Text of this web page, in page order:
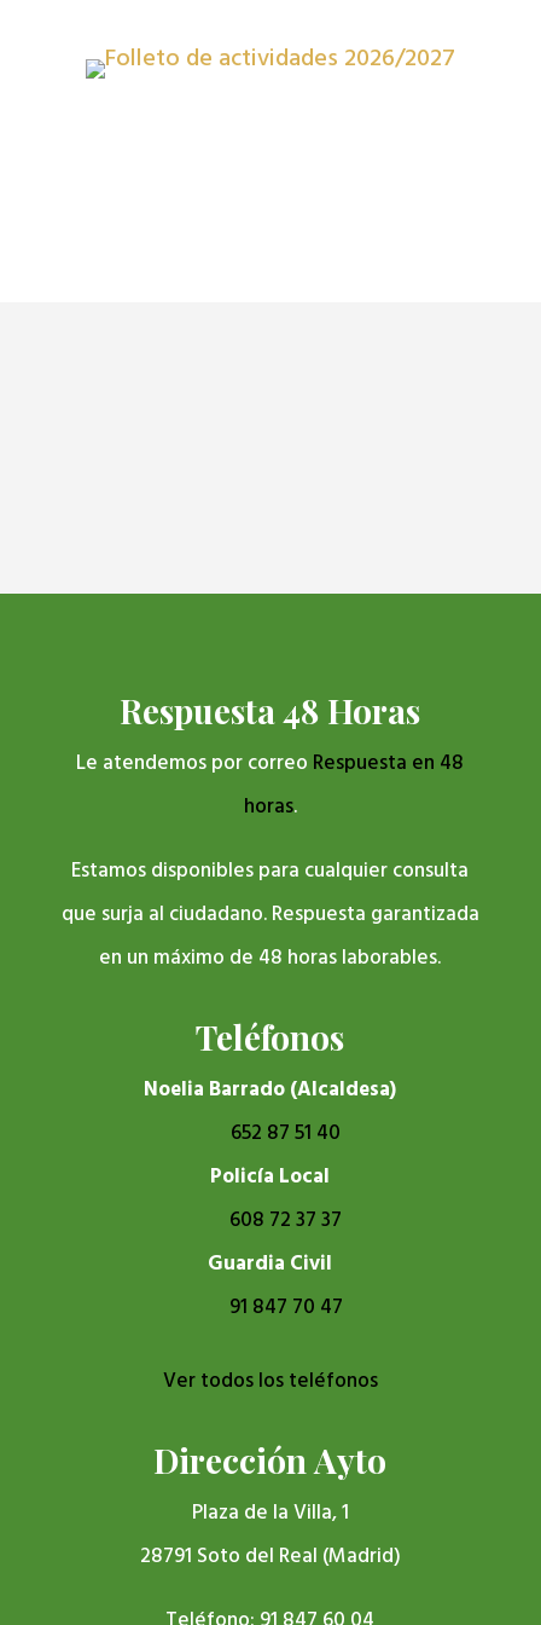
Respuesta 48 Horas
Le atendemos por correo Respuesta en 48
horas.
Estamos disponibles para cualquier consulta
que surja al ciudadano. Respuesta garantizada
en un máximo de 48 horas laborables.
Teléfonos
Noelia Barrado (Alcaldesa)
652 87 51 40
Policía Local
608 72 37 37
Guardia Civil
91 847 70 47
Ver todos los teléfonos
Dirección Ayto
Plaza de la Villa, 1
28791 Soto del Real (Madrid)